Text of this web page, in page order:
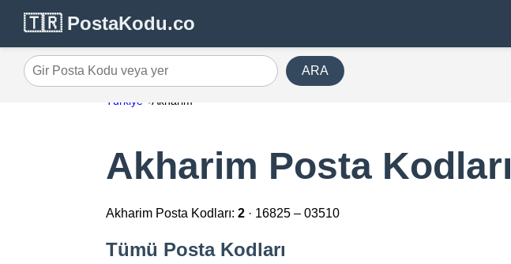
🇹🇷 PostaKodu.co
Gir Posta Kodu veya yer ARA
Türkiye Akharim
Akharim Posta Kodları
Akharim Posta Kodları:2 · 16825 – 03510
Tümü Posta Kodları